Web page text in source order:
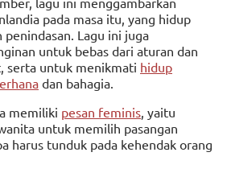
pada masa itu, yang hidup
Lagu ini juga
untuk bebas dari aturan dan
serta untuk menikmati hidup
dan bahagia.
memiliki pesan feminis, yaitu
untuk memilih pasangan
harus tunduk pada kehendak orang